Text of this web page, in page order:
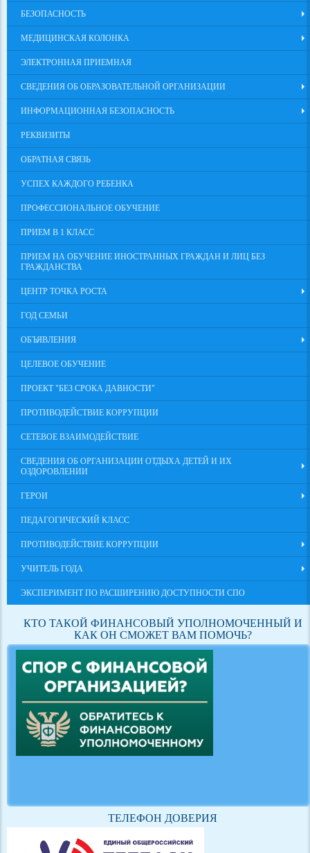
БЕЗОПАСНОСТЬ
МЕДИЦИНСКАЯ КОЛОНКА
ЭЛЕКТРОННАЯ ПРИЕМНАЯ
СВЕДЕНИЯ ОБ ОБРАЗОВАТЕЛЬНОЙ ОРГАНИЗАЦИИ
ИНФОРМАЦИОННАЯ БЕЗОПАСНОСТЬ
РЕКВИЗИТЫ
ОБРАТНАЯ СВЯЗЬ
УСПЕХ КАЖДОГО РЕБЕНКА
ПРОФЕССИОНАЛЬНОЕ ОБУЧЕНИЕ
ПРИЕМ В 1 КЛАСС
ПРИЕМ НА ОБУЧЕНИЕ ИНОСТРАННЫХ ГРАЖДАН И ЛИЦ БЕЗ
ГРАЖДАНСТВА
ЦЕНТР ТОЧКА РОСТА
ГОД СЕМЬИ
ОБЪЯВЛЕНИЯ
ЦЕЛЕВОЕ ОБУЧЕНИЕ
ПРОЕКТ "БЕЗ СРОКА ДАВНОСТИ"
ПРОТИВОДЕЙСТВИЕ КОРРУПЦИИ
СЕТЕВОЕ ВЗАИМОДЕЙСТВИЕ
СВЕДЕНИЯ ОБ ОРГАНИЗАЦИИ ОТДЫХА ДЕТЕЙ И ИХ
ОЗДОРОВЛЕНИИ
ГЕРОИ
ПЕДАГОГИЧЕСКИЙ КЛАСС
ПРОТИВОДЕЙСТВИЕ КОРРУПЦИИ
УЧИТЕЛЬ ГОДА
ЭКСПЕРИМЕНТ ПО РАСШИРЕНИЮ ДОСТУПНОСТИ СПО
КТО ТАКОЙ ФИНАНСОВЫЙ УПОЛНОМОЧЕННЫЙ И
КАК ОН СМОЖЕТ ВАМ ПОМОЧЬ?
ТЕЛЕФОН ДОВЕРИЯ